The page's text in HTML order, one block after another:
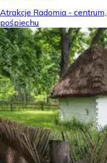
Atrakcje Radomia -
pośpiechu